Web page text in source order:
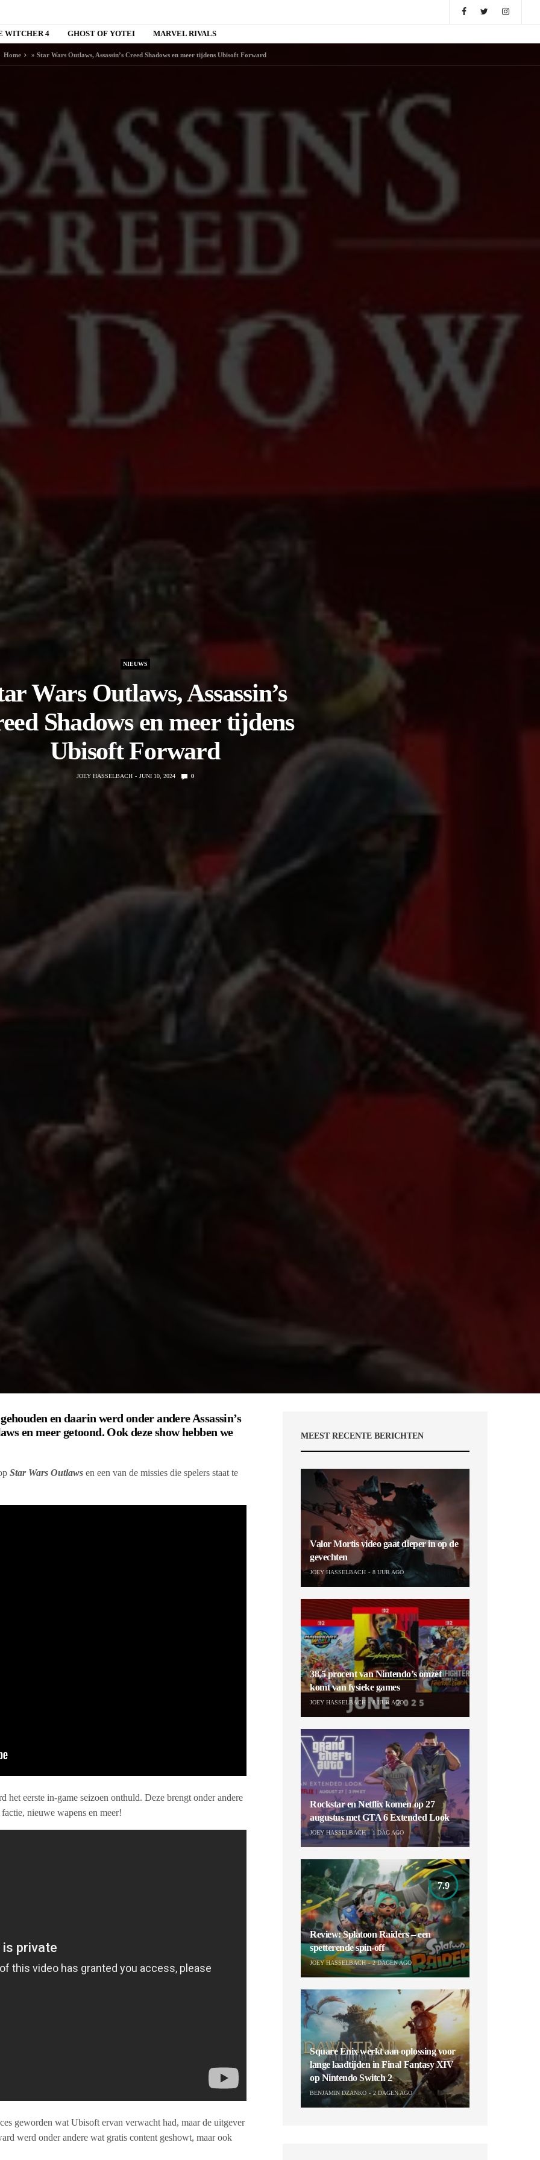
WITCHER 4 GHOST OF YOTEI MARVEL RIVALS
Home » Star Wars Outlaws, Assassin’s Creed Shadows en meer tijdens Ubisoft Forward
NIEUWS
Wars Outlaws, Assassin’s
Shadows en meer tijdens
Ubisoft Forward
JOEY HASSELBACH JUNI 10, 2024 0
en daarin werd onder andere Assassin’s
en meer getoond. Ook deze show hebben we
Star Wars Outlaws en een van de missies die spelers staat te
het eerste in-game seizoen onthuld. Deze brengt onder andere
nieuwe wapens en meer!
geworden wat Ubisoft ervan verwacht had, maar de uitgever
werd onder andere wat gratis content geshowt, maar ook
MEEST RECENTE BERICHTEN
Valor Mortis video gaat dieper in op de
gevechten
JOEY HASSELBACH 8 UUR AGO
38,5 procent van Nintendo’s omzet
komt van fysieke games
JOEY HASSELBACH 8 UUR AGO
Rockstar en Netflix komen op 27
augustus met GTA 6 Extended Look
JOEY HASSELBACH 1 DAG AGO
7.9
Review: Splatoon Raiders – een
spetterende spin-off
JOEY HASSELBACH 2 DAGEN AGO
Square Enix werkt aan oplossing voor
lange laadtijden in Final Fantasy XIV
op Nintendo Switch 2
BENJAMIN DZANKO 2 DAGEN AGO